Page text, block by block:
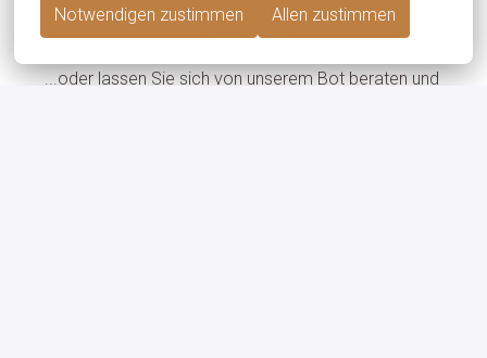
Notwendigen zustimmen Allen zustimmen
Bewerben Sie sich unkompliziert über
WhatsApp
...oder lassen Sie sich von unserem Bot beraten und